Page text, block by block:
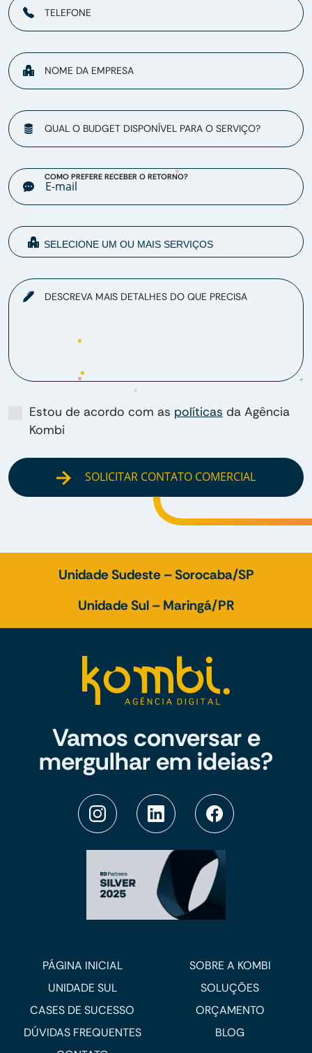
TELEFONE
NOME DA EMPRESA
QUAL O BUDGET DISPONÍVEL PARA O SERVIÇO?
COMO PREFERE RECEBER O RETORNO?
DESCREVA MAIS DETALHES DO QUE PRECISA
Estou de acordo com as políticas da Agência
Kombi
SOLICITAR CONTATO COMERCIAL
Unidade Sudeste – Sorocaba/SP
Unidade Sul – Maringá/PR
Vamos conversar e
mergulhar em ideias?
PÁGINA INICIAL
SOBRE A KOMBI
UNIDADE SUL
SOLUÇÕES
CASES DE SUCESSO
ORÇAMENTO
DÚVIDAS FREQUENTES
BLOG